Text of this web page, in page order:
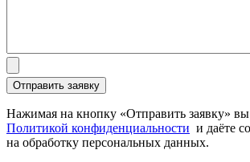
Нажимая на кнопку «Отправить заявку» вы
Политикой конфиденциальности и даёте
на обработку персональных данных.